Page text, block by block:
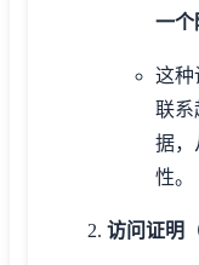
一个
这种
联系
据，
性。
访问证明